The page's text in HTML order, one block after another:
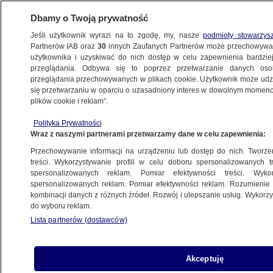
BIZNES
Z KRAJU
w Polsce zaskakuje
Oprac.Wiktor Knowski
10.06.2026, 16:12
Posłuchaj artykułu
Czyta lektor AI
Dbamy o Twoją prywatność
Jeśli użytkownik wyrazi na to zgodę, my, naszepodmioty
Partnerów IAB oraz30 innych Zaufanych Partnerów może
użytkownika i uzyskiwać do nich dostęp w celu zapewnienia
przeglądania. Odbywa się to poprzez przetwarzanie danych
przeglądania przechowywanych w plikach cookie. Użytkownik może
się przetwarzaniu w oparciu o uzasadniony interes w dowolnym
plików cookie i reklam”.
Polityka Prywatności
Wraz z naszymi partnerami przetwarzamy dane w celu zapewnienia:
Przechowywanie informacji na urządzeniu lub dostęp do nich.
treści. Wykorzystywanie profili w celu doboru spersonalizowanych
spersonalizowanych reklam. Pomiar efektywności treści.
spersonalizowanych reklam. Pomiar efektywności reklam.
kombinacji danych z różnych źródeł. Rozwój i ulepszanie usług.
do wyboru reklam.
Lista partnerów (dostawców)
Akceptuję